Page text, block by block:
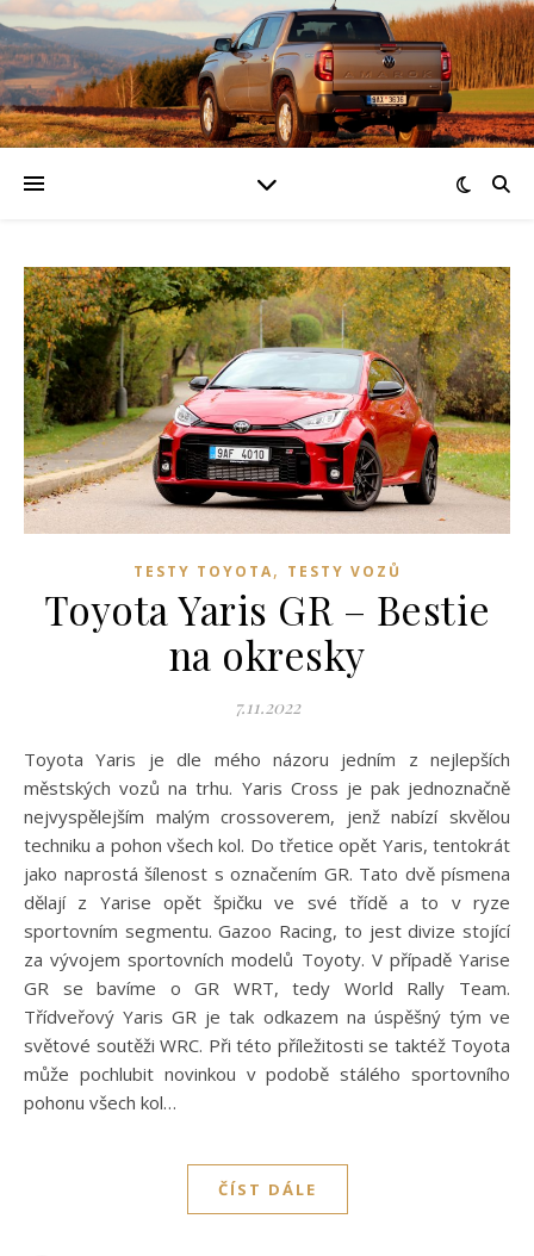
TESTY TOYOTA, TESTY VOZŮ
Toyota Yaris GR – Bestie
na okresky
7.11.2022
Toyota Yaris je dle mého názoru jedním z nejlepších
městských vozů na trhu. Yaris Cross je pak jednoznačně
nejvyspělejším malým crossoverem, jenž nabízí skvělou
techniku a pohon všech kol. Do třetice opět Yaris, tentokrát
jako naprostá šílenost s označením GR. Tato dvě písmena
dělají z Yarise opět špičku ve své třídě a to v ryze
sportovním segmentu. Gazoo Racing, to jest divize stojící
za vývojem sportovních modelů Toyoty. V případě Yarise
GR se bavíme o GR WRT, tedy World Rally Team.
Třídveřový Yaris GR je tak odkazem na úspěšný tým ve
světové soutěži WRC. Při této příležitosti se taktéž Toyota
může pochlubit novinkou v podobě stálého sportovního
pohonu všech kol…
ČÍST DÁLE